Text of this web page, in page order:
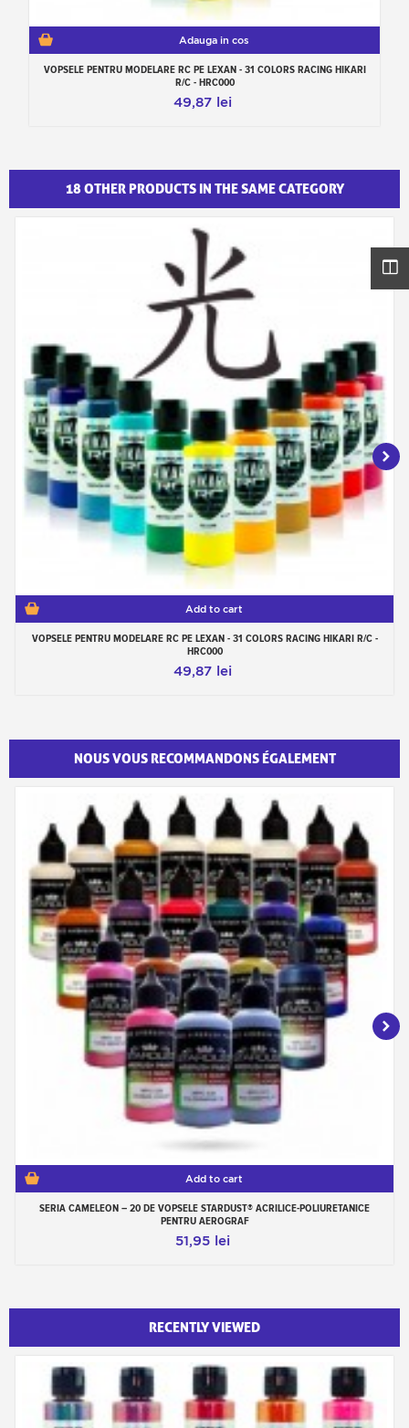
Adauga in cos
VOPSELE PENTRU MODELARE RC PE LEXAN - 31 COLORS RACING HIKARI
R/C - HRC000
49,87 lei
18 OTHER PRODUCTS IN THE SAME CATEGORY
Add to cart
VOPSELE PENTRU MODELARE RC PE LEXAN - 31 COLORS RACING HIKARI R/C -
HRC000
49,87 lei
NOUS VOUS RECOMMANDONS ÉGALEMENT
Add to cart
SERIA CAMELEON – 20 DE VOPSELE STARDUST® ACRILICE-POLIURETANICE
PENTRU AEROGRAF
51,95 lei
RECENTLY VIEWED